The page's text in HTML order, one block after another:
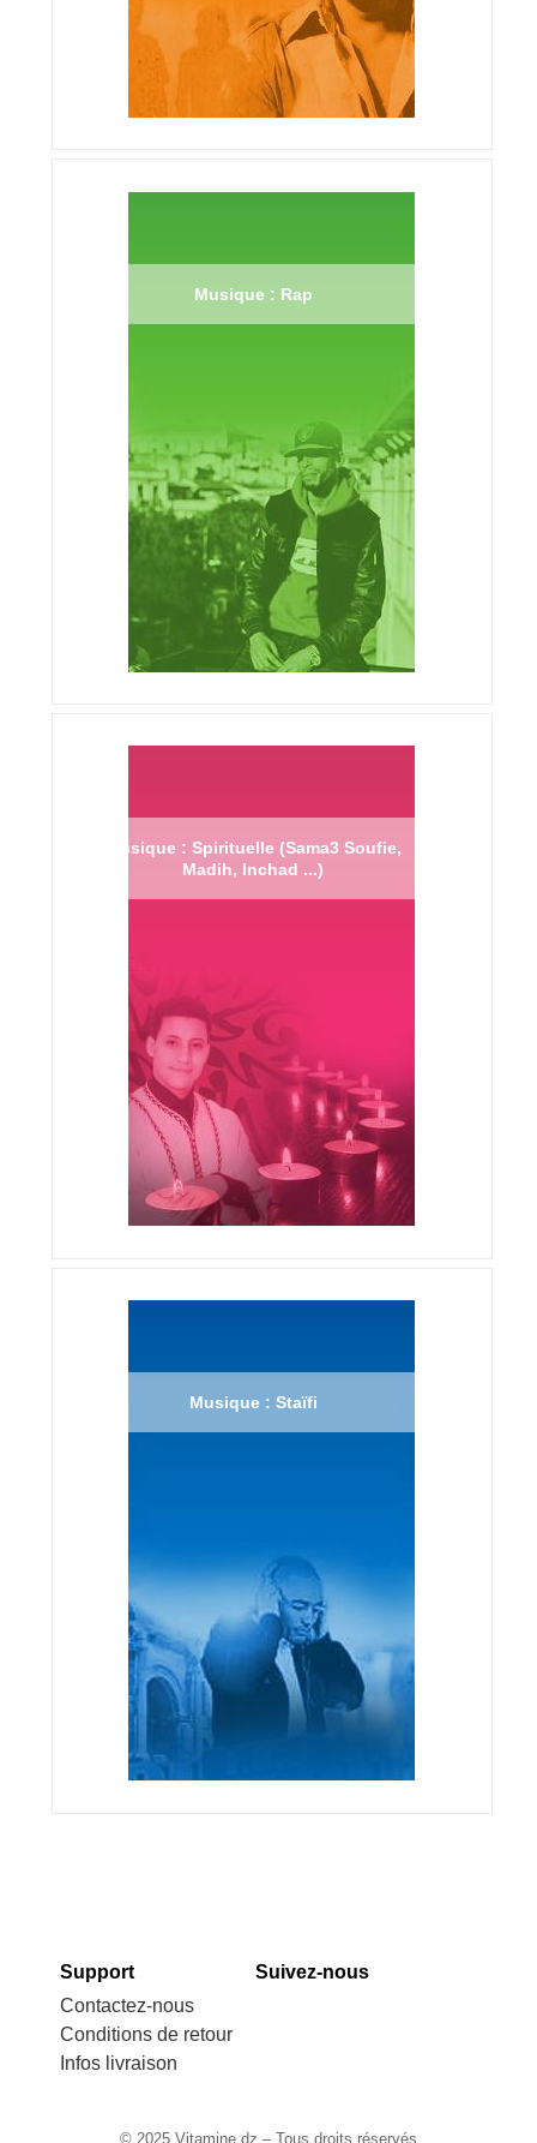
Musique : Rap
Musique : Spirituelle (Sama3 Soufie,
Madih, Inchad ...)
Musique : Staïfi
Support
Contactez-nous
Conditions de retour
Infos livraison
Suivez-nous
© 2025 Vitamine.dz – Tous droits réservés